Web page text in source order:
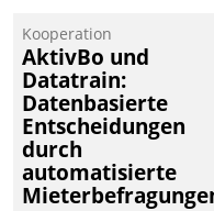
Kooperation
AktivBo und
Datatrain:
Datenbasierte
Entscheidungen
durch
automatisierte